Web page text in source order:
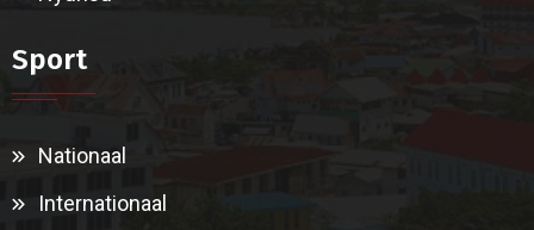
Sport
Nationaal
Internationaal